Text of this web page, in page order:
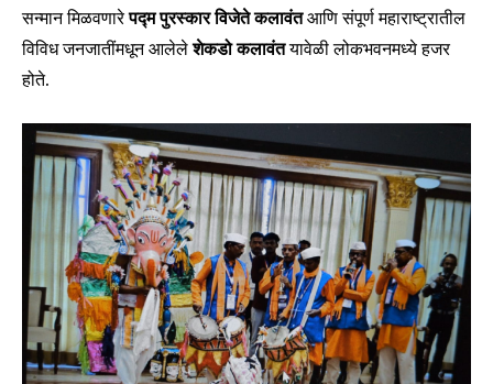
सन्मान मिळवणारेपद्म पुरस्कार विजेते कलावंतआणि संपूर्ण महाराष्ट्रातील
विविध जनजातींमधून आलेलेशेकडो कलावंतयावेळी लोकभवनमध्ये हजर
होते.